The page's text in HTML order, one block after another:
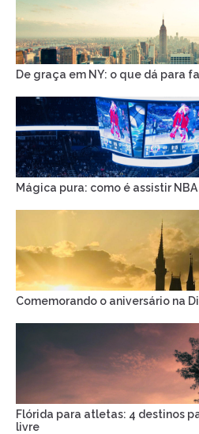
De graça em NY: o que dá para
Mágica pura: como é assistir
Comemorando o aniversário na
Flórida para atletas: 4 destinos
livre